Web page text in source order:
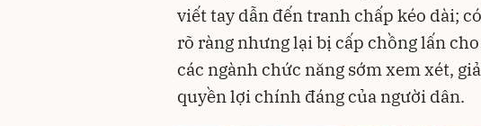
viết tay dẫn đến tranh chấp kéo dài;
rõ ràng nhưng lại bị cấp chồng lấn
các ngành chức năng sớm xem xét,
quyền lợi chính đáng của người dân.